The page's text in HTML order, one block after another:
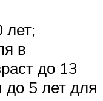
лет;
в
до 13
до 5 лет для